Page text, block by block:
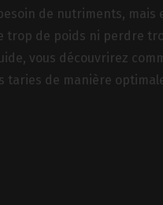
de nutriments, mais
trop de poids ni perdre
vous découvrirez
taries de manière